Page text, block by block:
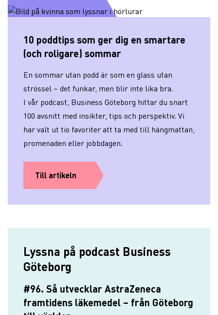
10 poddtips som ger dig en smartare
(och roligare) sommar
En sommar utan podd är som en glass utan
strössel – det funkar, men blir inte lika bra.
I vår podcast, Business Göteborg hittar du snart
100 avsnitt med insikter, tips och perspektiv. Vi
har valt ut tio favoriter att ta med till hängmattan,
promenaden eller jobbdagen.
Till artikeln
Lyssna på podcast Business
Göteborg
#96. Så utvecklar AstraZeneca
framtidens läkemedel – från Göteborg